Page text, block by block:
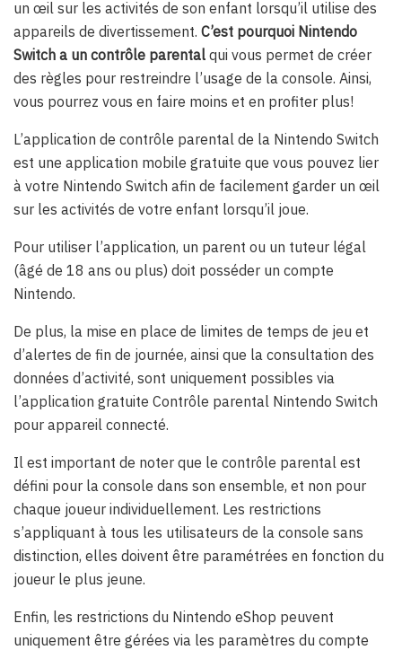
un œil sur les activités de son enfant lorsqu’il utilise des
appareils de divertissement. C’est pourquoi Nintendo
Switch a un contrôle parental qui vous permet de créer
des règles pour restreindre l’usage de la console. Ainsi,
vous pourrez vous en faire moins et en profiter plus!
L’application de contrôle parental de la Nintendo Switch
est une application mobile gratuite que vous pouvez lier
à votre Nintendo Switch afin de facilement garder un œil
sur les activités de votre enfant lorsqu’il joue.
Pour utiliser l’application, un parent ou un tuteur légal
(âgé de 18 ans ou plus) doit posséder un compte
Nintendo.
De plus, la mise en place de limites de temps de jeu et
d’alertes de fin de journée, ainsi que la consultation des
données d’activité, sont uniquement possibles via
l’application gratuite Contrôle parental Nintendo Switch
pour appareil connecté.
Il est important de noter que le contrôle parental est
défini pour la console dans son ensemble, et non pour
chaque joueur individuellement. Les restrictions
s’appliquant à tous les utilisateurs de la console sans
distinction, elles doivent être paramétrées en fonction du
joueur le plus jeune.
Enfin, les restrictions du Nintendo eShop peuvent
uniquement être gérées via les paramètres du compte